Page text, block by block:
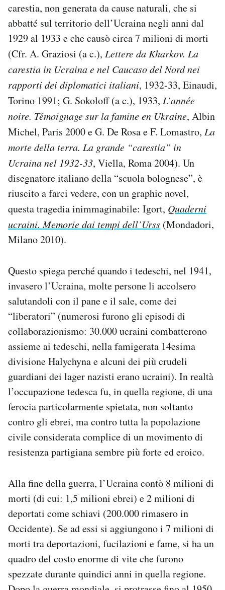
carestia, non generata da cause naturali, che si
abbatté sul territorio dell’Ucraina negli anni dal
1929 al 1933 e che causò circa 7 milioni di morti
(Cfr. A. Graziosi (a c.), Lettere da Kharkov. La
carestia in Ucraina e nel Caucaso del Nord nei
rapporti dei diplomatici italiani, 1932-33, Einaudi,
Torino 1991; G. Sokoloff (a c.), 1933, L’année
noire. Témoignage sur la famine en Ukraine, Albin
Michel, Paris 2000 e G. De Rosa e F. Lomastro, La
morte della terra. La grande “carestia” in
Ucraina nel 1932-33, Viella, Roma 2004). Un
disegnatore italiano della “scuola bolognese”, è
riuscito a farci vedere, con un graphic novel,
questa tragedia inimmaginabile: Igort, Quaderni
ucraini. Memorie dai tempi dell’Urss (Mondadori,
Milano 2010).
Questo spiega perché quando i tedeschi, nel 1941,
invasero l’Ucraina, molte persone li accolsero
salutandoli con il pane e il sale, come dei
“liberatori” (numerosi furono gli episodi di
collaborazionismo: 30.000 ucraini combatterono
assieme ai tedeschi, nella famigerata 14esima
divisione Halychyna e alcuni dei più crudeli
guardiani dei lager nazisti erano ucraini). In realtà
l’occupazione tedesca fu, in quella regione, di una
ferocia particolarmente spietata, non soltanto
contro gli ebrei, ma contro tutta la popolazione
civile considerata complice di un movimento di
resistenza partigiana sembre più forte ed eroico.
Alla fine della guerra, l’Ucraina contò 8 milioni di
morti (di cui: 1,5 milioni ebrei) e 2 milioni di
deportati come schiavi (200.000 rimasero in
Occidente). Se ad essi si aggiungono i 7 milioni di
morti tra deportazioni, fucilazioni e fame, si ha un
quadro del costo enorme di vite che furono
spezzate durante quindici anni in quella regione.